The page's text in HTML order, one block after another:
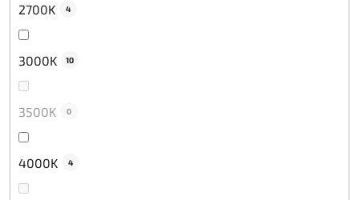
2700K 4
3000K 10
3500K 0
4000K 4